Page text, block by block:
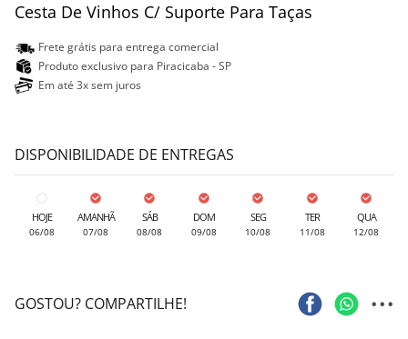
Cesta De Vinhos C/ Suporte Para Taças
Frete grátis para entrega comercial
Produto exclusivo para Piracicaba - SP
Em até 3x sem juros
DISPONIBILIDADE DE ENTREGAS
HOJE
06/08
AMANHÃ
07/08
SÁB
08/08
DOM
09/08
SEG
10/08
TER
11/08
QUA
12/08
GOSTOU? COMPARTILHE! ...